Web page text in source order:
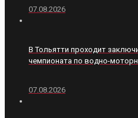
07.08.2026
В Тольятти проходит
чемпионата по водно-
07.08.2026